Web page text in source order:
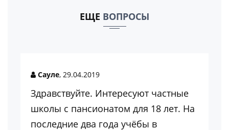
ЕЩЕ ВОПРОСЫ
Сауле, 29.04.2019
Здравствуйте. Интересуют частные
школы с пансионатом для 18 лет. На
последние два года учёбы в